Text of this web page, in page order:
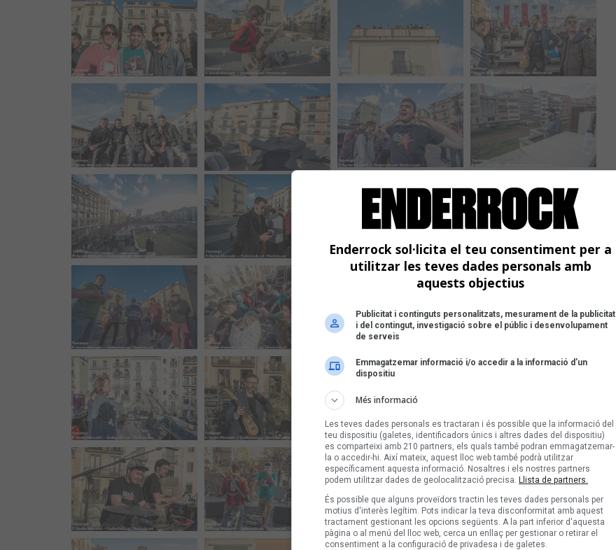
Enderrock sol·licita el teu consentiment per a
utilitzar les teves dades personals amb
aquests objectius
Publicitat i continguts personalitzats, mesurament de la publicitat
i del contingut, investigació sobre el públic i desenvolupament
de serveis
Emmagatzemar informació i/o accedir a la informació d’un
dispositiu
Més informació
Les teves dades personals es tractaran i és possible que la informació del
teu dispositiu (galetes, identificadors únics i altres dades del dispositiu)
es comparteixi amb 210 partners, els quals també podran emmagatzemar-
la o accedir-hi. Així mateix, aquest lloc web també podrà utilitzar
específicament aquesta informació. Nosaltres i els nostres partners
podem utilitzar dades de geolocalització precisa. Llista de partners.
És possible que alguns proveïdors tractin les teves dades personals per
motius d'interès legítim. Pots indicar la teva disconformitat amb aquest
tractament gestionant les opcions següents. A la part inferior d'aquesta
pàgina o al menú del lloc web, cerca un enllaç per gestionar o retirar el
consentiment a la configuració de privadesa i de galetes.